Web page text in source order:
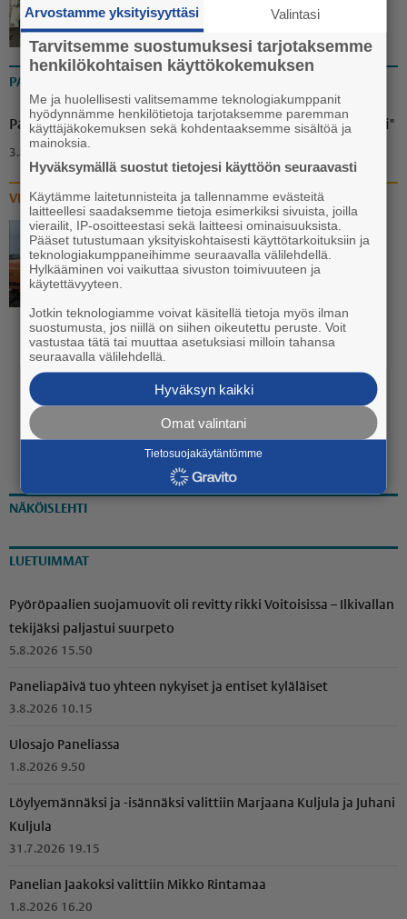
23.7. 13:37
PAKINAT
Pakina: "Ammuu! Eräänä iltana puuttuva palanen löytyi"
3.8. 18:00
VIDEOT
Video: Vanhan liikuntasalin
katoaminen Euran
käynnistyi
20.7. 13:30
NÄKÖISLEHTI
LUETUIMMAT
Pyöröpaalien suojamuovit oli revitty rikki Voitoisissa – Ilkivallan
tekijäksi paljastui suurpeto
5.8.2026 15.50
Paneliapäivä tuo yhteen nykyiset ja entiset kyläläiset
3.8.2026 10.15
Ulosajo Paneliassa
1.8.2026 9.50
Löylyemännäksi ja -isännäksi valittiin Marjaana Kuljula ja Juhani
Kuljula
31.7.2026 19.15
Panelian Jaakoksi valittiin Mikko Rintamaa
1.8.2026 16.20
Arvostamme yksityisyyttäsi Valintasi
Tarvitsemme suostumuksesi tarjotaksemme
henkilökohtaisen käyttökokemuksen
Me ja huolellisesti valitsemamme teknologiakumppanit
hyödynnämme henkilötietoja tarjotaksemme paremman
käyttäjäkokemuksen sekä kohdentaaksemme sisältöä ja
mainoksia.
Hyväksymällä suostut tietojesi käyttöön seuraavasti
Käytämme laitetunnisteita ja tallennamme evästeitä
laitteellesi saadaksemme tietoja esimerkiksi sivuista, joilla
vierailit, IP-osoitteestasi sekä laitteesi ominaisuuksista.
Pääset tutustumaan yksityiskohtaisesti käyttötarkoituksiin ja
teknologiakumppaneihimme seuraavalla välilehdellä.
Hylkääminen voi vaikuttaa sivuston toimivuuteen ja
käytettävyyteen.
Jotkin teknologiamme voivat käsitellä tietoja myös ilman
suostumusta, jos niillä on siihen oikeutettu peruste. Voit
vastustaa tätä tai muuttaa asetuksiasi milloin tahansa
seuraavalla välilehdellä.
Hyväksyn kaikki
Omat valintani
Tietosuojakäytäntömme